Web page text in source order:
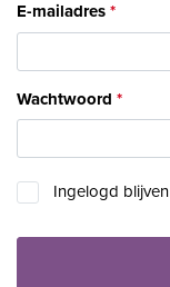
E-mailadres
Wachtwoord
Ingelogd blijven